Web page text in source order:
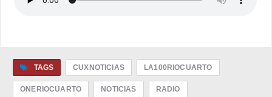
TAGS CUXNOTICIAS LA100RIOCUARTO
ONERIOCUARTO NOTICIAS RADIO